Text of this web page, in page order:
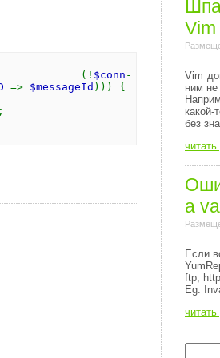
$conn -
=> $messageId ))) {
;
Vim
Vim
ним не
без
a
Если
ftp,
Eg.